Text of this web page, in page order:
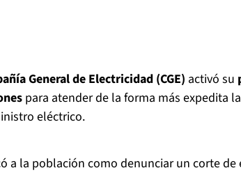
General de Electricidad (CGE) activó su
para atender de la forma más expedita
eléctrico.
a la población como denunciar un corte de